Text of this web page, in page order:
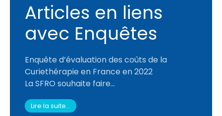
Articles en liens
avec Enquêtes
Enquête d’évaluation des coûts de la
Curiethérapie en France en 2022
La SFRO souhaite faire...
Lire la suite...